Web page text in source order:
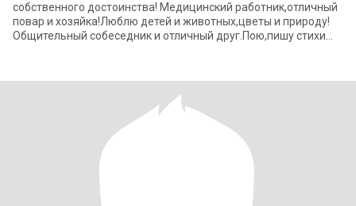
собственного достоинства! Медицинский работник,отличный
повар и хозяйка!Люблю детей и животных,цветы и природу!
Общительный собеседник и отличный друг.Пою,пишу стихи